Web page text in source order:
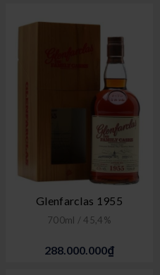
Glenfarclas 1955
700ml / 45,4%
288.000.000₫